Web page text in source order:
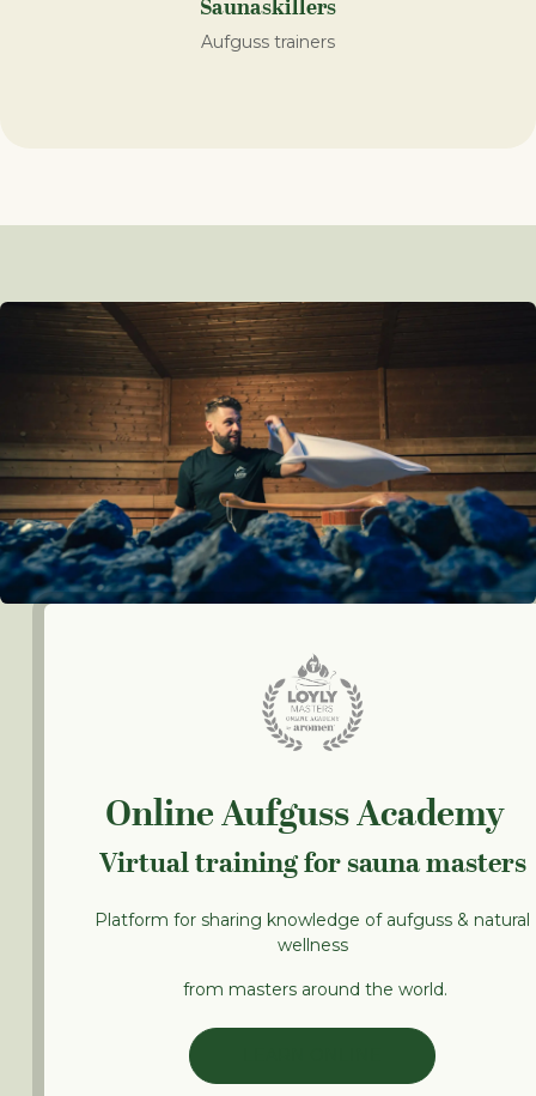
Saunaskillers
Aufguss trainers
Online Aufguss Academy
Virtual training for sauna masters
Platform for sharing knowledge of aufguss & natural
wellness
from masters around the world.